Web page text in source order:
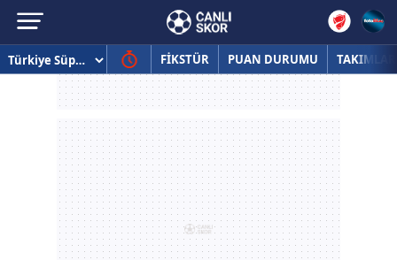
FİKSTÜR PUAN DURUMU TAKIMLAR